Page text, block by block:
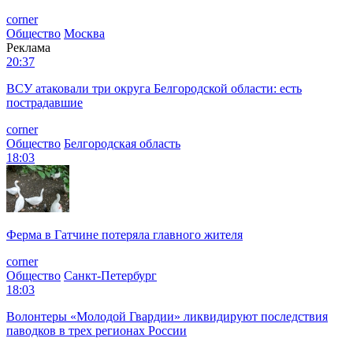
corner
Общество Москва
Реклама
20:37
ВСУ атаковали три округа Белгородской области: есть
пострадавшие
corner
Общество Белгородская область
18:03
Ферма в Гатчине потеряла главного жителя
corner
Общество Санкт-Петербург
18:03
Волонтеры «Молодой Гвардии» ликвидируют последствия
паводков в трех регионах России